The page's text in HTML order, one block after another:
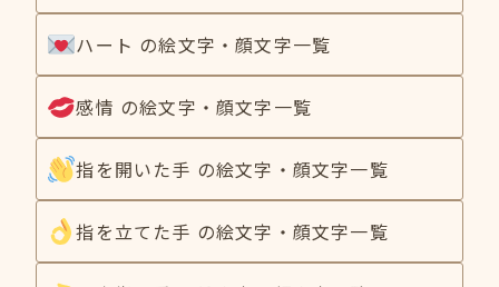
ハート の絵文字・顔文字一覧
感情 の絵文字・顔文字一覧
指を開いた手 の絵文字・顔文字一覧
指を立てた手 の絵文字・顔文字一覧